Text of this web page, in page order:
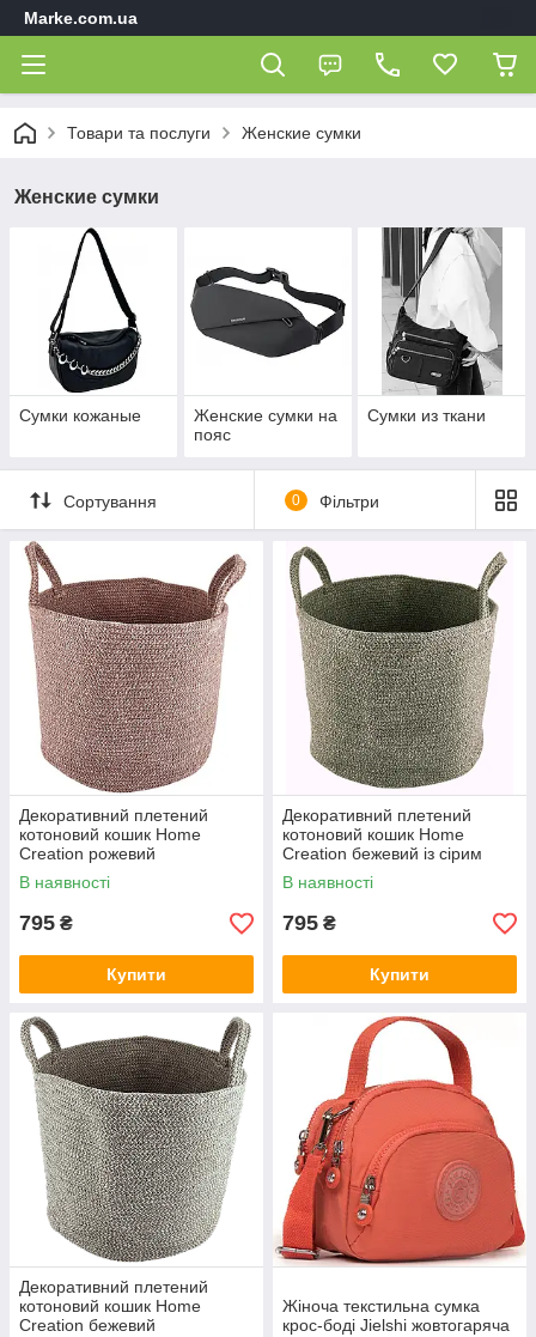
Marke.com.ua
Товари та послуги Женские сумки
Женские сумки
Сумки кожаные
Женские сумки на
пояс
Сумки из ткани
Сортування 0 Фільтри
Декоративний плетений
котоновий кошик Home
Creation рожевий
В наявності
795 ₴
Купити
Декоративний плетений
котоновий кошик Home
Creation бежевий із сірим
В наявності
795 ₴
Купити
Декоративний плетений
котоновий кошик Home
Creation бежевий
Жіноча текстильна сумка
крос-боді Jielshi жовтогаряча